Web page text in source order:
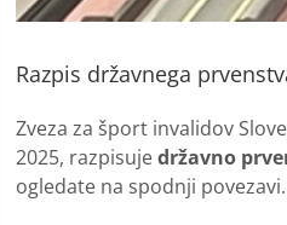
Razpis državnega
Zveza za šport invalidov
2025, razpisujedržavno
ogledate na spodnji povezavi.